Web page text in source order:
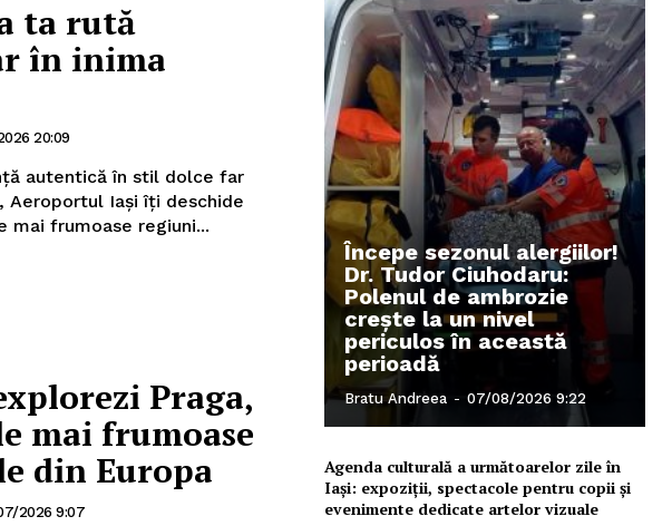
ta rută
în inima
20:09
autentică în stil dolce far
mai frumoase regiuni...
Praga,
mai frumoase
din Europa
2026 9:07
Începe sezonul alergiilor!
Dr. Tudor Ciuhodaru:
Polenul de ambrozie
crește la un nivel
periculos în această
perioadă
Bratu Andreea - 07/08/2026 9:22
Agenda culturală a următoarelor zile în
Iași: expoziții, spectacole pentru copii și
evenimente dedicate artelor vizuale